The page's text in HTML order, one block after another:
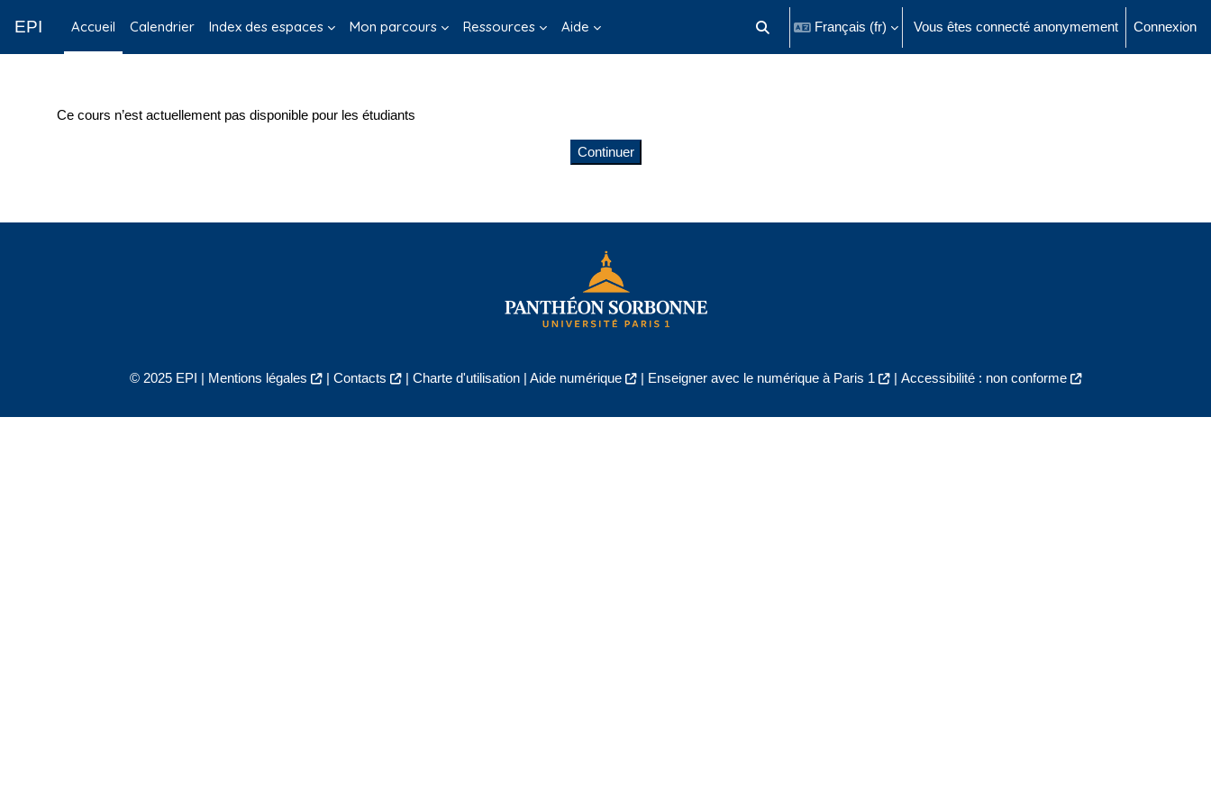
EPI Accueil Calendrier Index des espaces Mon parcours Ressources Aide Activer/désactiver la saisie de recherche
Français ‎(fr)‎ Vous êtes connecté anonymement Connexion
Ce cours n’est actuellement pas disponible pour les étudiants
Continuer
© 2025 EPI | Mentions légales | Contacts | Charte d'utilisation| Aide numérique | Enseigner avec le numérique à Paris 1 | Accessibilité : non conforme